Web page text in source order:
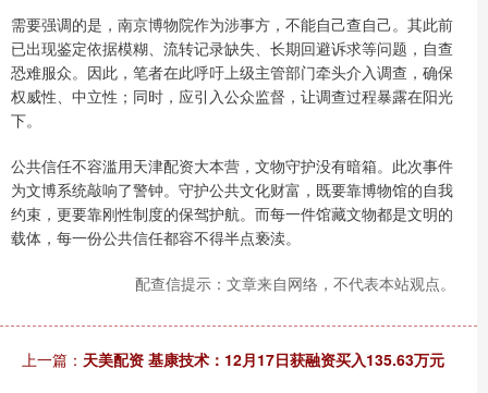
需要强调的是，南京博物院作为涉事方，不能自己查自己。其此前
已出现鉴定依据模糊、流转记录缺失、长期回避诉求等问题，自查
恐难服众。因此，笔者在此呼吁上级主管部门牵头介入调查，确保
权威性、中立性；同时，应引入公众监督，让调查过程暴露在阳光
下。
公共信任不容滥用天津配资大本营，文物守护没有暗箱。此次事件
为文博系统敲响了警钟。守护公共文化财富，既要靠博物馆的自我
约束，更要靠刚性制度的保驾护航。而每一件馆藏文物都是文明的
载体，每一份公共信任都容不得半点亵渎。
配查信提示：文章来自网络，不代表本站观点。
上一篇： 天美配资 基康技术：12月17日获融资买入135.63万元